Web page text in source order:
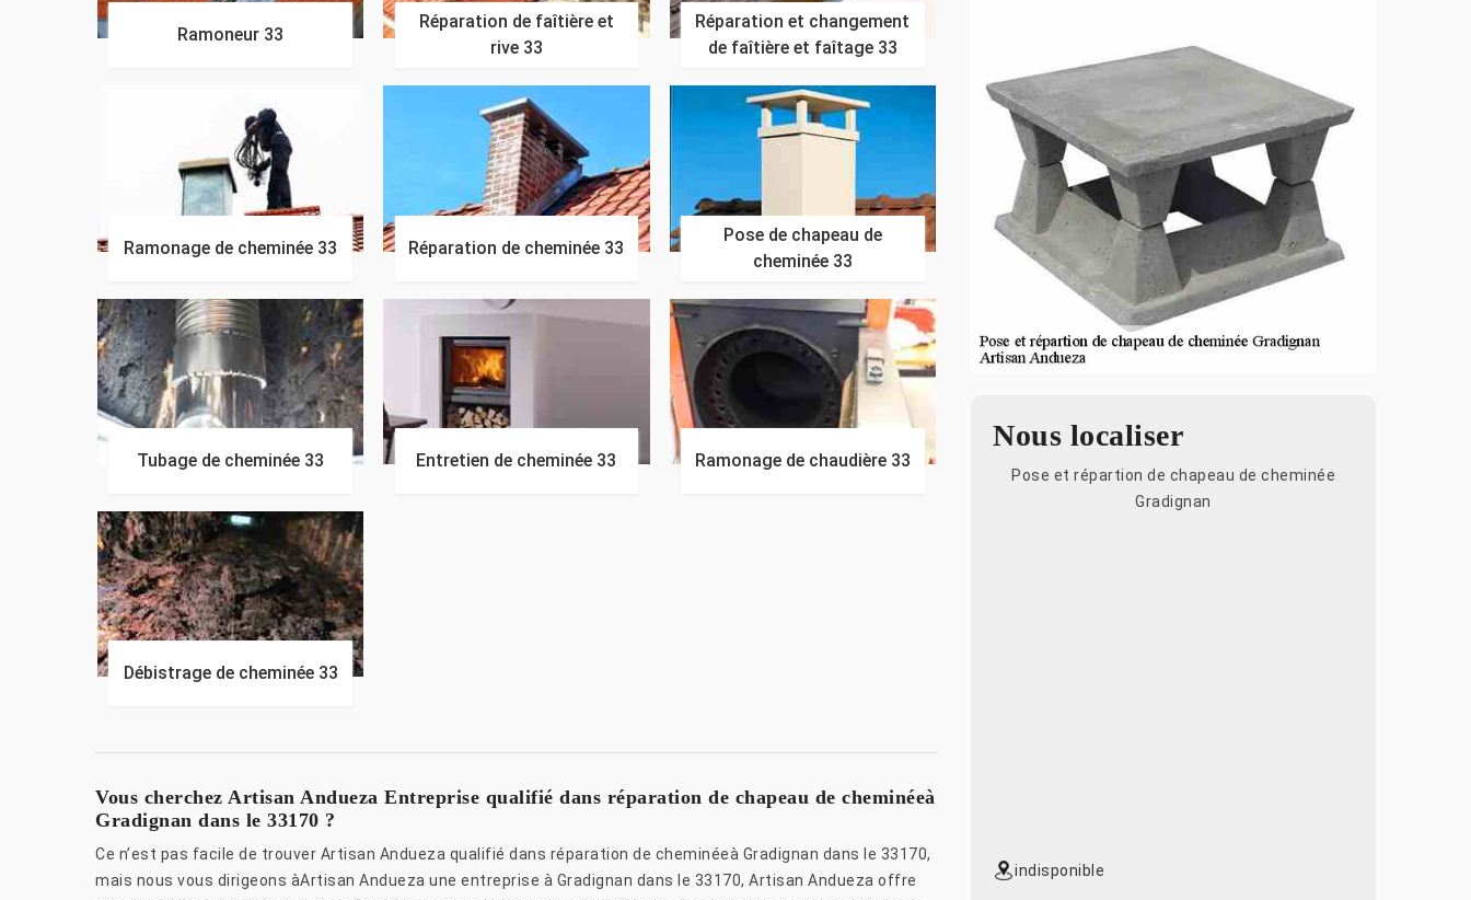
Ramoneur 33
Réparation de faîtière et
rive 33
Réparation et changement
de faîtière et faîtage 33
Ramonage de cheminée 33 Réparation de cheminée 33
Pose de chapeau de
cheminée 33
Tubage de cheminée 33 Entretien de cheminée 33 Ramonage de chaudière 33
Débistrage de cheminée 33
Vous cherchez Artisan Andueza Entreprise qualifié dans réparation de chapeau de cheminéeà
Gradignan dans le 33170 ?
Ce n’est pas facile de trouver Artisan Andueza qualifié dans réparation de cheminéeà Gradignan dans le 33170,
mais nous vous dirigeons àArtisan Andueza une entreprise à Gradignan dans le 33170, Artisan Andueza offre
Nous localiser
Pose et répartion de chapeau de cheminée
Gradignan
indisponible